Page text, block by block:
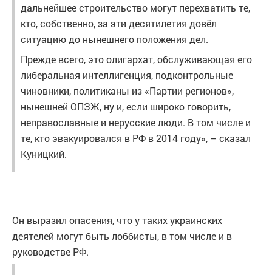
дальнейшее строительство могут перехватить те,
кто, собственно, за эти десятилетия довёл
ситуацию до нынешнего положения дел.
Прежде всего, это олигархат, обслуживающая его
либеральная интеллигенция, подконтрольные
чиновники, политиканы из «Партии регионов»,
нынешней ОПЗЖ, ну и, если широко говорить,
неправославные и нерусские люди. В том числе и
те, кто эвакуировался в РФ в 2014 году», – сказал
Куницкий.
Он выразил опасения, что у таких украинских
деятелей могут быть лоббисты, в том числе и в
руководстве РФ.